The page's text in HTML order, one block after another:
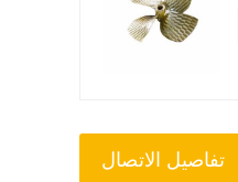
تفاصيل الاتصال